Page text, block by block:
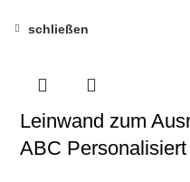
schließen
Leinwand zum
ABC